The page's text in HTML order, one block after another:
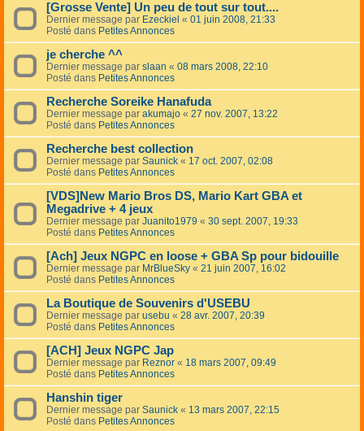
[Grosse Vente] Un peu de tout sur tout....
Dernier message par Ezeckiel « 01 juin 2008, 21:33
Posté dans Petites Annonces
je cherche ^^
Dernier message par slaan « 08 mars 2008, 22:10
Posté dans Petites Annonces
Recherche Soreike Hanafuda
Dernier message par akumajo « 27 nov. 2007, 13:22
Posté dans Petites Annonces
Recherche best collection
Dernier message par Saunick « 17 oct. 2007, 02:08
Posté dans Petites Annonces
[VDS]New Mario Bros DS, Mario Kart GBA et
Megadrive + 4 jeux
Dernier message par Juanito1979 « 30 sept. 2007, 19:33
Posté dans Petites Annonces
[Ach] Jeux NGPC en loose + GBA Sp pour bidouille
Dernier message par MrBlueSky « 21 juin 2007, 16:02
Posté dans Petites Annonces
La Boutique de Souvenirs d'USEBU
Dernier message par usebu « 28 avr. 2007, 20:39
Posté dans Petites Annonces
[ACH] Jeux NGPC Jap
Dernier message par Reznor « 18 mars 2007, 09:49
Posté dans Petites Annonces
Hanshin tiger
Dernier message par Saunick « 13 mars 2007, 22:15
Posté dans Petites Annonces